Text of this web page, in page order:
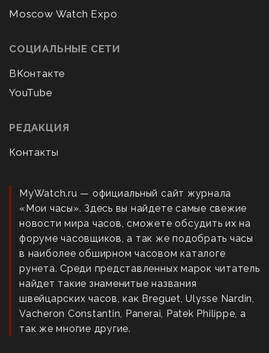
Moscow Watch Expo
СОЦИАЛЬНЫЕ СЕТИ
ВКонтакте
YouTube
РЕДАКЦИЯ
Контакты
MyWatch.ru — официальный сайт журнала
«Мои часы». Здесь вы найдете самые свежие
новости мира часов, сможете обсудить их на
форуме часовщиков, а так же подобрать часы
в наиболее обширном часовом каталоге
рунета. Среди представленных марок читатель
найдет такие знаменитые названия
швейцарских часов, как Breguet, Ulysse Nardin,
Vacheron Constantin, Panerai, Patek Philippe, а
так же многие другие.